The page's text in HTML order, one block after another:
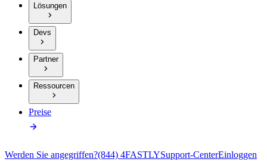
Lösungen
Devs
Partner
Ressourcen
Preise
Werden Sie angegriffen?(844) 4FASTLYSupport-CenterEinloggen